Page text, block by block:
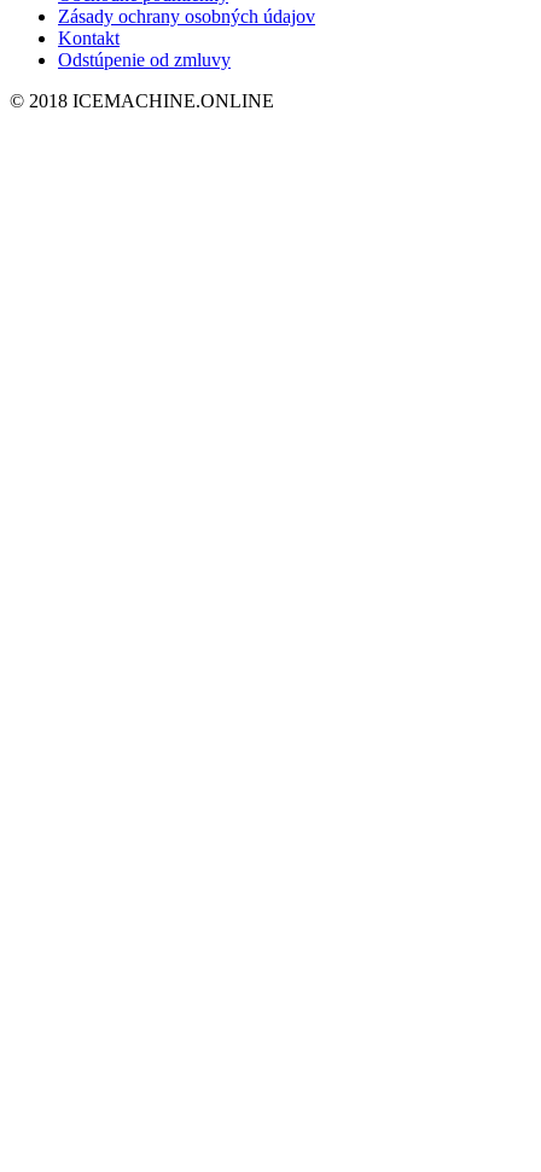
Zásady ochrany osobných údajov
Kontakt
Odstúpenie od zmluvy
© 2018 ICEMACHINE.ONLINE